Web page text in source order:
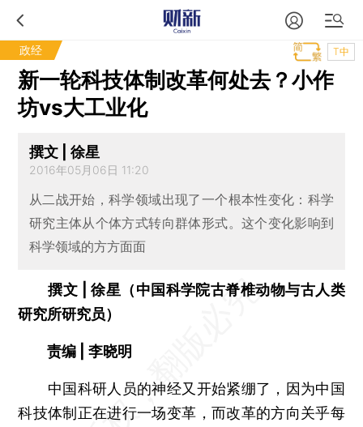
政经 T中
新一轮科技体制改革何处去？小作
坊vs大工业化
撰文 | 徐星
2016年05月06日 11:20
从二战开始，科学领域出现了一个根本性变化：科学
研究主体从个体方式转向群体形式。这个变化影响到
科学领域的方方面面
撰文 | 徐星（中国科学院古脊椎动物与古人类
研究所研究员）
责编 | 李晓明
中国科研人员的神经又开始紧绷了，因为中国
科技体制正在进行一场变革，而改革的方向关乎每